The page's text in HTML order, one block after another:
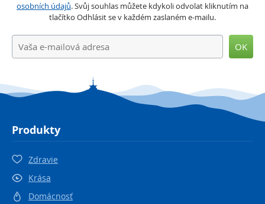
osobních údajů. Svůj souhlas můžete kdykoli odvolat kliknutím na
tlačítko Odhlásit se v každém zaslaném e-mailu.
OK
Produkty
Zdravie
Krása
Domácnosť